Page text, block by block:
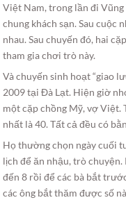
Việt Nam, trong lần đi
chung khách sạn. Sau cuộc
nhau. Sau chuyến đó, hai
tham gia chơi trò này.
Và chuyến sinh hoạt “giao
2009 tại Đà Lạt. Hiện giờ
một cặp chồng Mỹ, vợ Việt.
nhất là 40. Tất cả đều có
Họ thường chọn ngày cuối
lịch để ăn nhậu, trò
đến 8 rồi để các bà bắt
các ông bắt thăm được số